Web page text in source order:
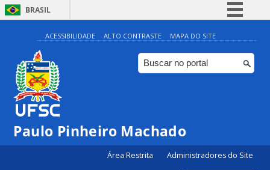
BRASIL
Simplifique!
Comunica BR
Participe
Canais
ACESSIBILIDADE ALTO CONTRASTE MAPA DO SITE
Paulo Pinheiro Machado
Área Restrita Administradores do Site